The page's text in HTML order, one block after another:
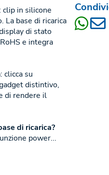
clip in silicone
base di ricarica
di stato
e integra
clicca su
distintivo,
di rendere il
di ricarica?
power...